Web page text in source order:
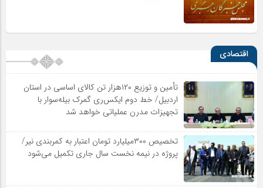
اقتصادی
تأمین و توزیع ۱۲۰هزار تن کالای اساسی در استان
اردبیل/ خط دوم ایکس‌ری گمرک بیله‌سوار با
تجهیزات مدرن عملیاتی خواهد شد
تخصیص ۳۰۰میلیارد تومان اعتبار به کمربندی نیر/
پروژه در نیمه نخست سال جاری تکمیل می‌شود